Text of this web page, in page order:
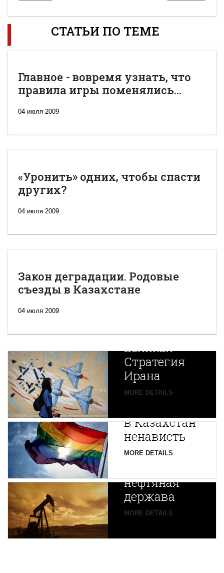
СТАТЬИ ПО ТЕМЕ
Главное - вовремя узнать, что
правила игры поменялись...
04 июля 2009
«Уронить» одних, чтобы спасти
других?
04 июля 2009
Закон деградации. Родовые
съезды в Казахстане
04 июля 2009
Новая
Великая
Стратегия
Ирана
MORE DETAILS
Путин
в Казахстан
ненависть
MORE DETAILS
Центральной
Азии
зарождается
нефтяная
держава
MORE DETAILS